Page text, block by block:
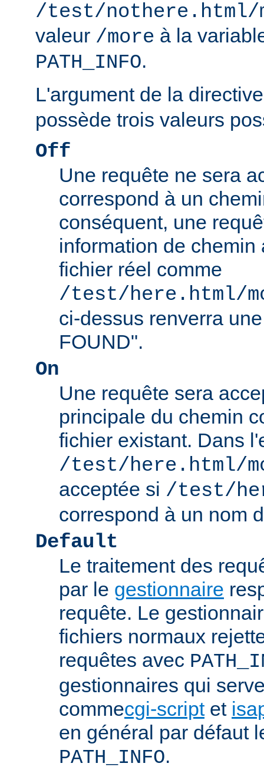
/test/nothere.html/
valeur /more à la
PATH_INFO.
L'argument de la
possède trois valeurs
Off
Une requête ne sera
correspond à un
conséquent, une
information de chemin
fichier réel comme
/test/here.html/
ci-dessus renverra
FOUND".
On
Une requête sera
principale du chemin
fichier existant. Dans
/test/here.html/
acceptée si /test/
correspond à un nom
Default
Le traitement des
par le gestionnaire
requête. Le
fichiers normaux
requêtes avec
gestionnaires qui
commecgi-scriptet
en général par défaut
PATH_INFO.